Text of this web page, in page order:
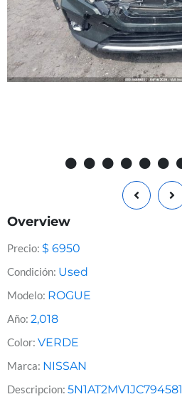
Overview
Precio: $ 6950
Condición: Used
Modelo: ROGUE
Año: 2,018
Color: VERDE
Marca: NISSAN
Descripcion: 5N1AT2MV1JC794581